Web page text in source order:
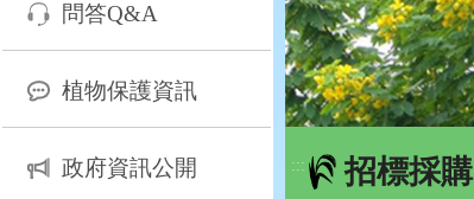
問答Q&A
植物保護資訊
政府資訊公開 ::: 招標採購